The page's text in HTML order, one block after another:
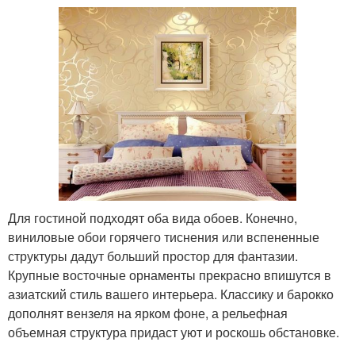
Для гостиной подходят оба вида обоев. Конечно,
виниловые обои горячего тиснения или вспененные
структуры дадут больший простор для фантазии.
Крупные восточные орнаменты прекрасно впишутся в
азиатский стиль вашего интерьера. Классику и барокко
дополнят вензеля на ярком фоне, а рельефная
объемная структура придаст уют и роскошь обстановке.